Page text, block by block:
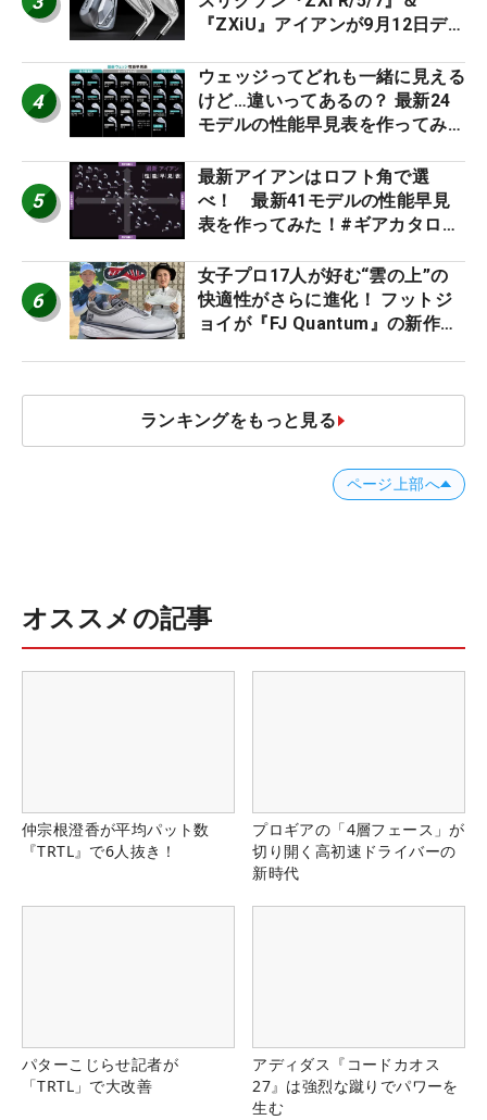
『ZXiU』アイアンが9月12日デ
4
ウェッジってどれも一緒に見える
けど…違いってあるの？ 最新24
モデルの性能早見表を作ってみ
5
最新アイアンはロフト角で選
べ！ 最新41モデルの性能早見
表を作ってみた！#ギアカタログ
6
女子プロ17人が好む“雲の上”の
快適性がさらに進化！ フットジ
ョイが『FJ Quantum』の新作を
ランキングをもっと見る
ページ上部へ
オススメの記事
仲宗根澄香が平均パット数
『TRTL』で6人抜き！
プロギアの「4層フェース」が
切り開く高初速ドライバーの
新時代
パターこじらせ記者が
「TRTL」で大改善
アディダス『コードカオス
27』は強烈な蹴りでパワーを
生む